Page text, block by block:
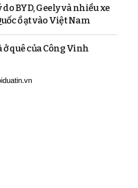
BYD, Geely và nhiều xe
ồ ạt vào Việt Nam
ở quê của Công Vinh